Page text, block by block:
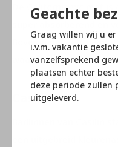
Geachte
Graag willen wij u
i.v.m. vakantie
vanzelfsprekend
plaatsen echter
deze periode zullen
uitgeleverd.
De California wc mat
super absorberend en
Bovendien heeft de
waardoor ze niet
Casilin